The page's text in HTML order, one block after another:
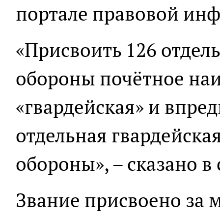
портале правовой
«Присвоить 126
обороны почётное
«гвардейская» и
отдельная
обороны», – сказано
Звание присвоено за